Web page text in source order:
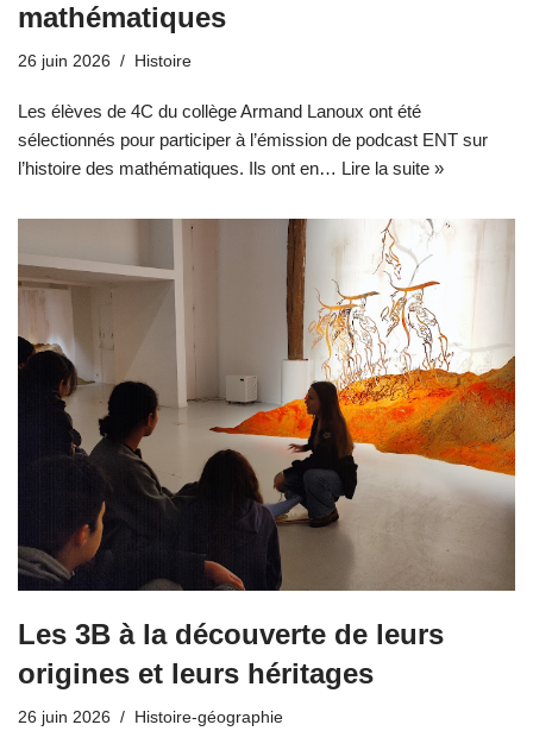
mathématiques
26 juin 2026 Histoire
Les élèves de 4C du collège Armand Lanoux ont été
sélectionnés pour participer à l’émission de podcast ENT sur
l’histoire des mathématiques. Ils ont en… Lire la suite »
Les 3B à la découverte de leurs
origines et leurs héritages
26 juin 2026 Histoire-géographie